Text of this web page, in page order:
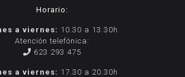
Horario:
a viernes: 10.30 a 13.30h
Atención telefónica:
623 293 475
a viernes: 17.30 a 20.30h